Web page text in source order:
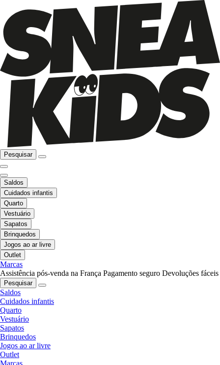
Pesquisar
Saldos
Cuidados infantis
Quarto
Vestuário
Sapatos
Brinquedos
Jogos ao ar livre
Outlet
Marcas
Assistência pós-venda na França Pagamento seguro Devoluções fáceis
Pesquisar
Saldos
Cuidados infantis
Quarto
Vestuário
Sapatos
Brinquedos
Jogos ao ar livre
Outlet
Marcas